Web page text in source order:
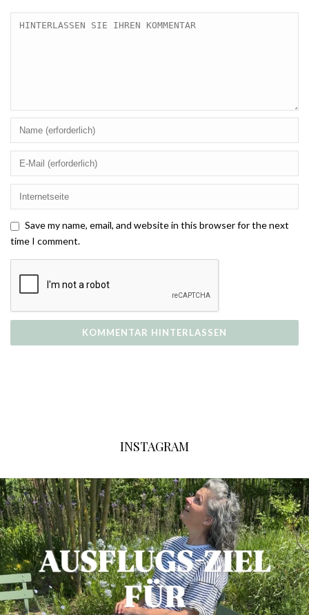
Save my name, email, and website in this browser for the next
time I comment.
INSTAGRAM